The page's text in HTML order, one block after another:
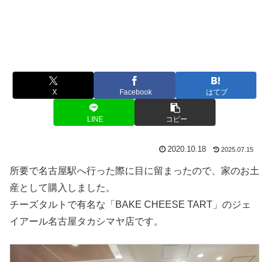
X Facebook はてブ
LINE コピー
2020.10.18 2025.07.15
所要で名古屋駅へ行った際に目に留まったので、家のお土
産として購入しました。
チーズタルトで有名な「BAKE CHEESE TART」のジェ
イアール名古屋タカシマヤ店です。